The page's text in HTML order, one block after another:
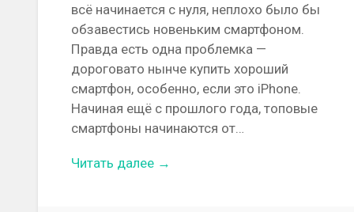
всё начинается с нуля, неплохо было бы
обзавестись новеньким смартфоном.
Правда есть одна проблемка —
дороговато нынче купить хороший
смартфон, особенно, если это iPhone.
Начиная ещё с прошлого года, топовые
смартфоны начинаются от…
Читать далее →